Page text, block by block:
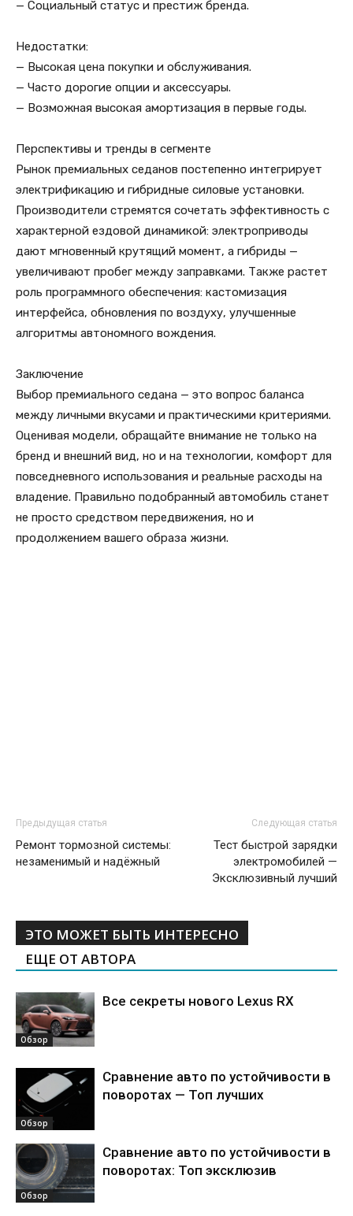
— Социальный статус и престиж бренда.
Недостатки:
— Высокая цена покупки и обслуживания.
— Часто дорогие опции и аксессуары.
— Возможная высокая амортизация в первые годы.
Перспективы и тренды в сегменте
Рынок премиальных седанов постепенно интегрирует
электрификацию и гибридные силовые установки.
Производители стремятся сочетать эффективность с
характерной ездовой динамикой: электроприводы
дают мгновенный крутящий момент, а гибриды —
увеличивают пробег между заправками. Также растет
роль программного обеспечения: кастомизация
интерфейса, обновления по воздуху, улучшенные
алгоритмы автономного вождения.
Заключение
Выбор премиального седана — это вопрос баланса
между личными вкусами и практическими критериями.
Оценивая модели, обращайте внимание не только на
бренд и внешний вид, но и на технологии, комфорт для
повседневного использования и реальные расходы на
владение. Правильно подобранный автомобиль станет
не просто средством передвижения, но и
продолжением вашего образа жизни.
Предыдущая статья
Ремонт тормозной системы:
незаменимый и надёжный
Следующая статья
Тест быстрой зарядки
электромобилей —
Эксклюзивный лучший
ЭТО МОЖЕТ БЫТЬ ИНТЕРЕСНО
ЕЩЕ ОТ АВТОРА
Обзор
Все секреты нового Lexus RX
Обзор
Сравнение авто по устойчивости в
поворотах — Топ лучших
Обзор
Сравнение авто по устойчивости в
поворотах: Топ эксклюзив